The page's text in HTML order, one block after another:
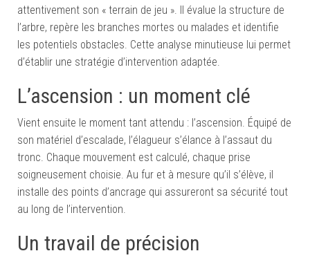
attentivement son « terrain de jeu ». Il évalue la structure de
l’arbre, repère les branches mortes ou malades et identifie
les potentiels obstacles. Cette analyse minutieuse lui permet
d’établir une stratégie d’intervention adaptée.
L’ascension : un moment clé
Vient ensuite le moment tant attendu : l’ascension. Équipé de
son matériel d’escalade, l’élagueur s’élance à l’assaut du
tronc. Chaque mouvement est calculé, chaque prise
soigneusement choisie. Au fur et à mesure qu’il s’élève, il
installe des points d’ancrage qui assureront sa sécurité tout
au long de l’intervention.
Un travail de précision